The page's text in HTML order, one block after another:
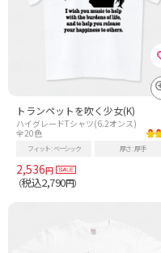
トランペットを吹く少女(K)
ハイグレードTシャツ(6.2オンス)
全20色
フィット ベーシック 厚さ 厚手
2,536円
（税込2,790円）